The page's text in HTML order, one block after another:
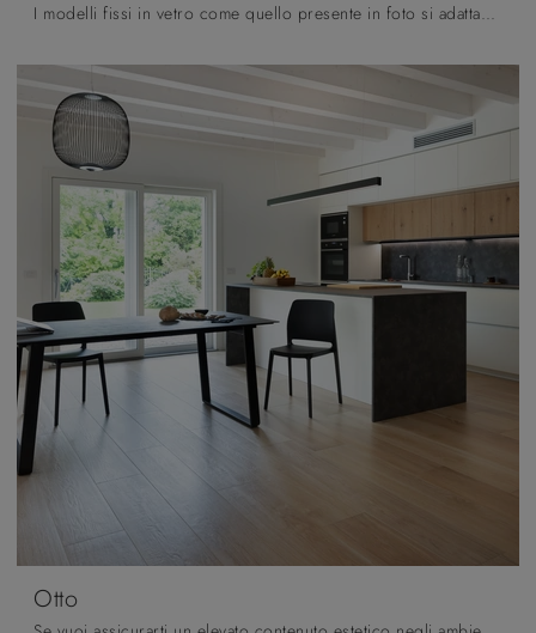
I modelli fissi in vetro come quello presente in foto si adattano ai più diversi contesti abitativi, essendo veramente versatili e robusti.
Otto